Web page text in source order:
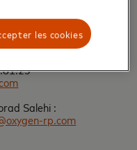
–
Salehi :
rp.com
les cookies